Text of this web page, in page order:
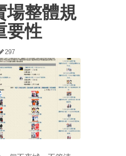
場整體規
要性
297